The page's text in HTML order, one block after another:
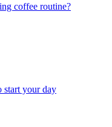
coffee routine?
start your day